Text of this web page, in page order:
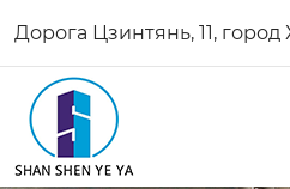
Дорога Цзинтянь, 11,